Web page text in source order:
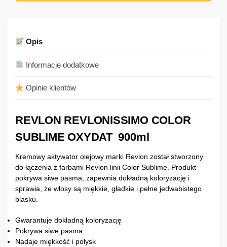
Opis
Informacje dodatkowe
Opinie klientów
REVLON REVLONISSIMO COLOR
SUBLIME OXYDAT 900ml
Kremowy aktywator olejowy marki Revlon został stworzony
do łączenia z farbami Revlon linii Color Sublime. Produkt
pokrywa siwe pasma, zapewnia dokładną koloryzację i
sprawia, że włosy są miękkie, gładkie i pełne jedwabistego
blasku.
Gwarantuje dokładną koloryzację
Pokrywa siwe pasma
Nadaje miękkość i połysk